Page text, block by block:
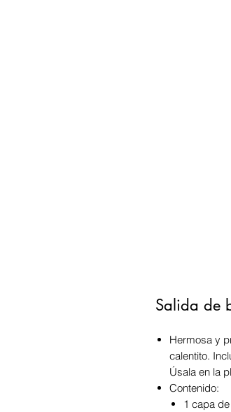
Salida de
Hermosa y
calentito.
Úsala en la
Contenido:
1 capa